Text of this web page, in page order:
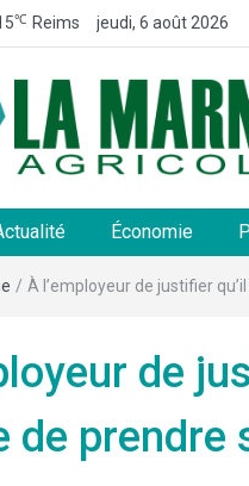
℃ Reims jeudi, 6 août 2026
Agricole
Économie
/ À l’employeur de justifier
de
de prendre